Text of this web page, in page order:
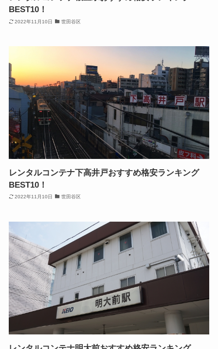
BEST10！
2022年11月10日 世田谷区
レンタルコンテナ下高井戸おすすめ格安ランキング
BEST10！
2022年11月10日 世田谷区